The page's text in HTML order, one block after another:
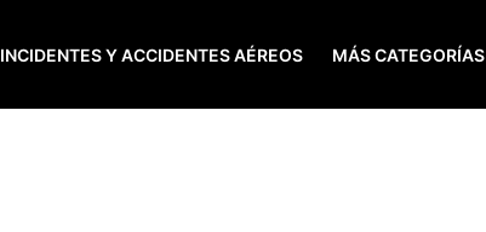
INCIDENTES Y ACCIDENTES AÉREOS MÁS CATEGORÍAS